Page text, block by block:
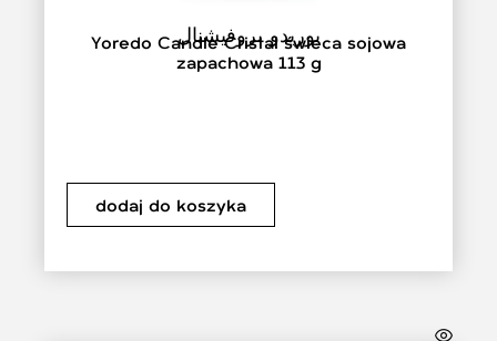
يوريدو بروفيشنال
Yoredo Candle Cristal świeca sojowa
zapachowa 113 g
dodaj do koszyka